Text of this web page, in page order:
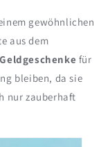
gewöhnlichen
aus dem
Geldgeschenke für
bleiben, da sie
nur zauberhaft